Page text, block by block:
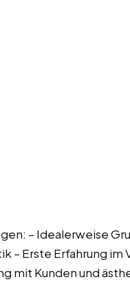
– Idealerweise
– Erste Erfahrung
mit Kunden und